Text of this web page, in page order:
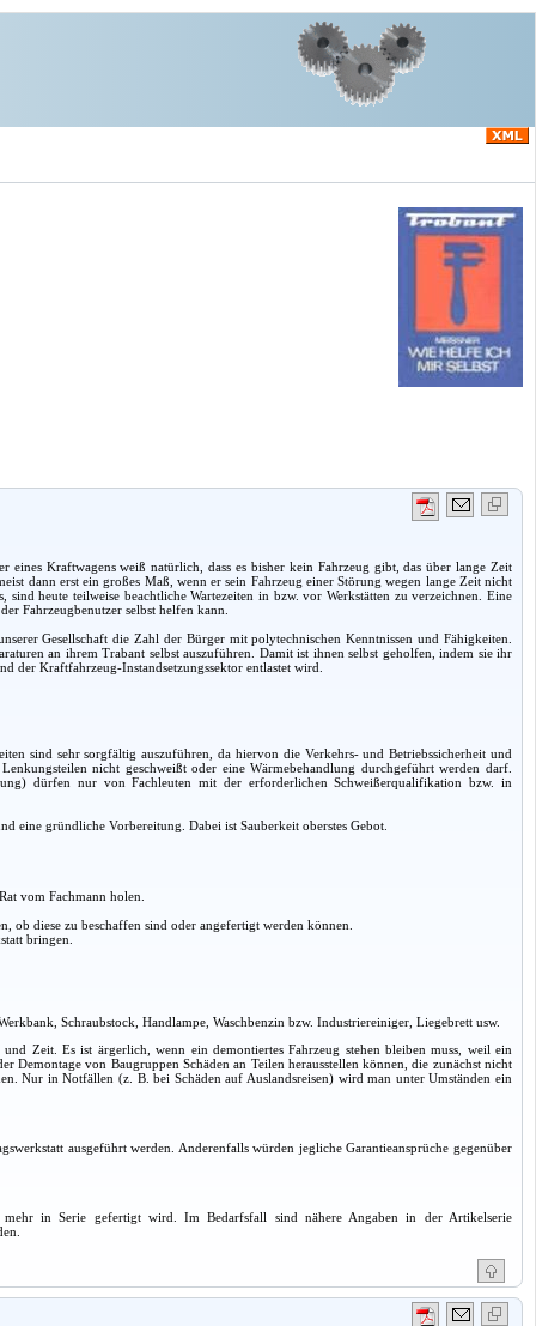
Kraftwagens weiß natürlich, dass es bisher kein Fahrzeug gibt, das über lange Zeit
dann erst ein großes Maß, wenn er sein Fahrzeug einer Störung wegen lange Zeit nicht
heute teilweise beachtliche Wartezeiten in bzw. vor Werkstätten zu verzeichnen. Eine
Fahrzeugbenutzer selbst helfen kann.
Gesellschaft die Zahl der Bürger mit polytechnischen Kenntnissen und Fähigkeiten.
an ihrem Trabant selbst auszuführen. Damit ist ihnen selbst geholfen, indem sie ihr
der Kraftfahrzeug-Instandsetzungssektor entlastet wird.
sind sehr sorgfältig auszuführen, da hiervon die Verkehrs- und Betriebssicherheit und
nicht geschweißt oder eine Wärmebehandlung durchgeführt werden darf.
dürfen nur von Fachleuten mit der erforderlichen Schweißerqualifikation bzw. in
eine gründliche Vorbereitung. Dabei ist Sauberkeit oberstes Gebot.
vom Fachmann holen.
ob diese zu beschaffen sind oder angefertigt werden können.
bringen.
Schraubstock, Handlampe, Waschbenzin bzw. Industriereiniger, Liegebrett usw.
Zeit. Es ist ärgerlich, wenn ein demontiertes Fahrzeug stehen bleiben muss, weil ein
Demontage von Baugruppen Schäden an Teilen herausstellen können, die zunächst nicht
Nur in Notfällen (z. B. bei Schäden auf Auslandsreisen) wird man unter Umständen ein
ausgeführt werden. Anderenfalls würden jegliche Garantieansprüche gegenüber
in Serie gefertigt wird. Im Bedarfsfall sind nähere Angaben in der Artikelserie